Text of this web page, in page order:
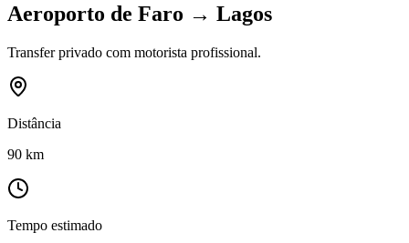
Aeroporto de Faro → Lagos
Transfer privado com motorista profissional.
Distância
90 km
Tempo estimado